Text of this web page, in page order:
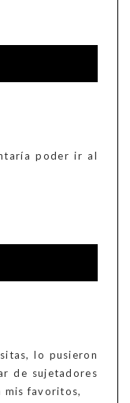
poder ir al
lo pusieron
de sujetadores
mis favoritos,